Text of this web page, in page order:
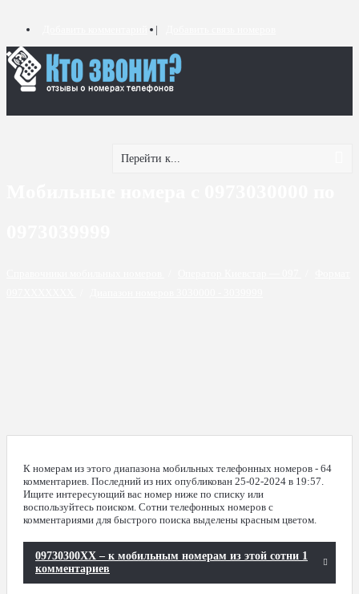
Перейти к...
К номерам из этого диапазона мобильных телефонных номеров - 64
комментариев. Последний из них опубликован 25-02-2024 в 19:57.
Ищите интересующий вас номер ниже по списку или
воспользуйтесь поиском. Сотни телефонных номеров с
комментариями для быстрого поиска выделены красным цветом.
09730300XX – к мобильным номерам из этой сотни 1
комментариев